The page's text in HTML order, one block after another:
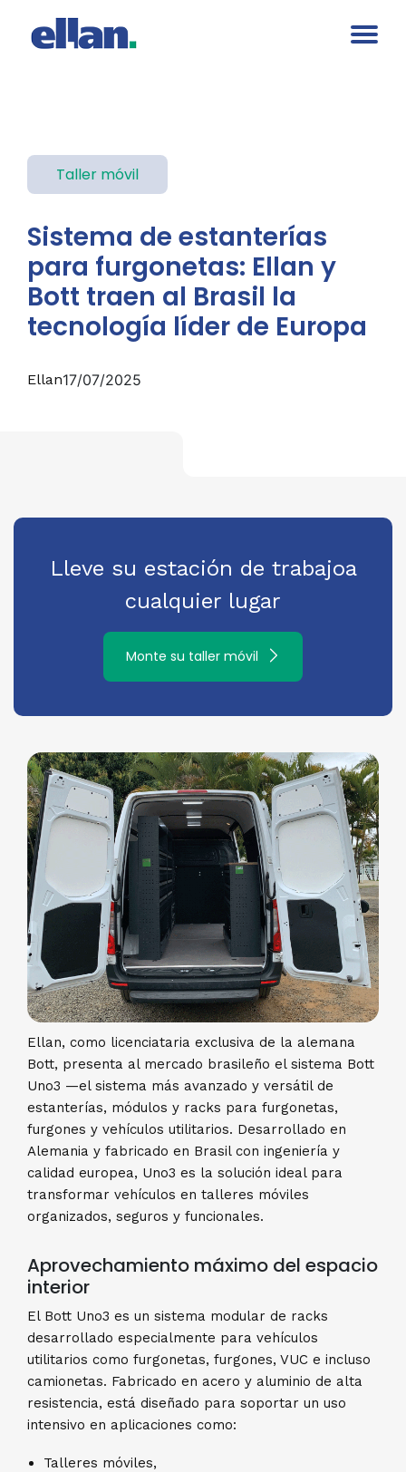
Taller móvil
Sistema de estanterías
para furgonetas: Ellan y
Bott traen al Brasil la
tecnología líder de Europa
Ellan17/07/2025
Lleve su estación de trabajoa
cualquier lugar
Monte su taller móvil
Ellan, como licenciataria exclusiva de la alemana
Bott, presenta al mercado brasileño el sistema Bott
Uno3 —el sistema más avanzado y versátil de
estanterías, módulos y racks para furgonetas,
furgones y vehículos utilitarios. Desarrollado en
Alemania y fabricado en Brasil con ingeniería y
calidad europea, Uno3 es la solución ideal para
transformar vehículos en talleres móviles
organizados, seguros y funcionales.
Aprovechamiento máximo del espacio
interior
El Bott Uno3 es un sistema modular de racks
desarrollado especialmente para vehículos
utilitarios como furgonetas, furgones, VUC e incluso
camionetas. Fabricado en acero y aluminio de alta
resistencia, está diseñado para soportar un uso
intensivo en aplicaciones como:
Talleres móviles,